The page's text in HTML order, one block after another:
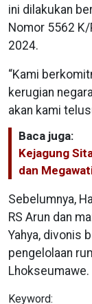
ini dilakukan
Nomor 5562
2024.
“Kami
kerugian
akan kami
Baca juga:
Kejagung
dan
Sebelumnya,
RS Arun dan
Yahya, divonis
pengelolaan
Lhokseumawe.
Keyword: